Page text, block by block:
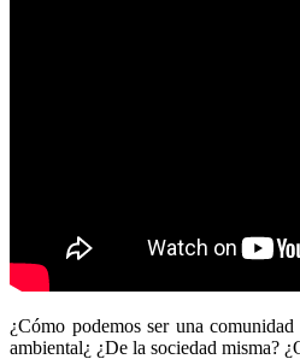
¿Cómo podemos ser una
ambiental¿ ¿De la sociedad misma?